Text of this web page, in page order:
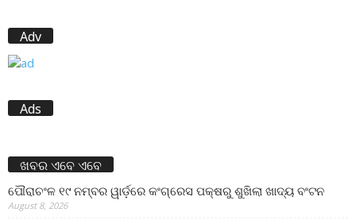
Adv
Ads
ଖବର ଏବେ ଏବେ
ପୌରାଚଂଳ ୧୯ ନମ୍ବର ୱାର୍ଡ଼ରେ କଂଗ୍ରେସ ପକ୍ଷରୁ ଶୁଖିଲା ଖାଦ୍ୟ ବଂଟନ
August 8, 2026